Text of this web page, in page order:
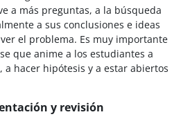
a más preguntas, a la búsqueda
a sus conclusiones e ideas
el problema. Es muy importante
que anime a los estudiantes a
hacer hipótesis y a estar abiertos
y revisión